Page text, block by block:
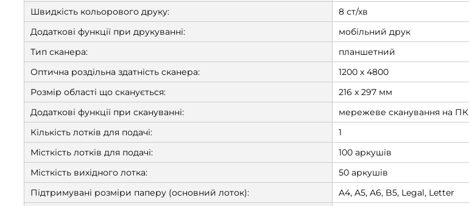
Швидкість кольорового друку:
8 ст/хв
Додаткові функції при друкуванні:
мобільний друк
Тип сканера:
планшетний
Оптична роздільна здатність сканера:
1200 х 4800
Розмір області що сканується:
216 x 297 мм
Додаткові функції при скануванні:
мережеве сканування на ПК,
Кількість лотків для подачі:
1
Місткість лотків для подачі:
100 аркушів
Місткість вихідного лотка:
50 аркушів
Підтримувані розміри паперу (основний лоток):
A4, A5, A6, B5, Legal, Letter